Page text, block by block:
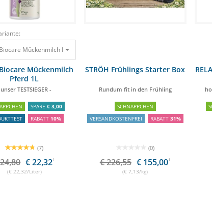
Mückenmilch Pferd 1L - unser TESTSIEGER -
Mückenmilch
Pferd 1L
TESTSIEGER -
SPARE€ 3,00
RABATT 10%
(7)
€ 22,321
(€ 22,32/Liter)
STRÖH Frühlings Starter Box
Rundum fit in den Frühling
SCHNÄPPCHEN
VERSANDKOSTENFREI
RABATT 31%
(0)
€ 226,55 € 155,001
(€ 7,13/kg)